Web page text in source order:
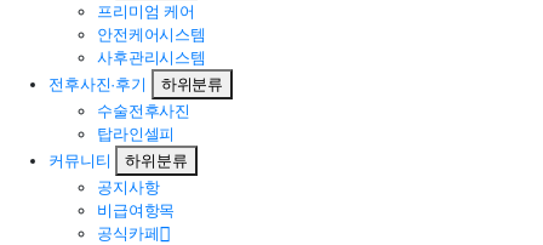
프리미엄 케어
안전케어시스템
사후관리시스템
전후사진·후기
하위분류
수술전후사진
탑라인셀피
커뮤니티
하위분류
공지사항
비급여항목
공식카페